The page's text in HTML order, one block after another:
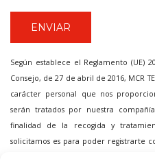
Según establece el Reglamento (UE)
Consejo, de 27 de abril de 2016, MCR
carácter personal que nos
serán tratados por nuestra
finalidad de la recogida y
solicitamos es para poder registrarte